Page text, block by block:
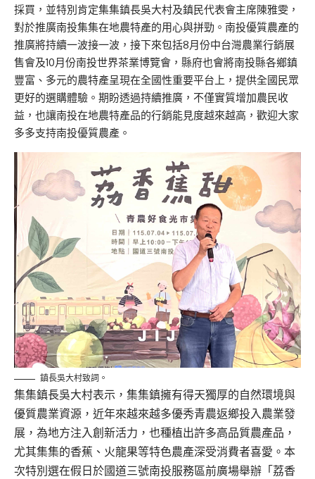
採買，並特別肯定集集鎮長吳大村及鎮民代表會主席陳雅雯，
對於推廣南投集集在地農特產的用心與拼勁。南投優質農產的
推廣將持續一波接一波，接下來包括8月份中台灣農業行銷展
售會及10月份南投世界茶業博覽會，縣府也會將南投縣各鄉鎮
豐富、多元的農特產呈現在全國性重要平台上，提供全國民眾
更好的選購體驗。期盼透過持續推廣，不僅實質增加農民收
益，也讓南投在地農特產品的行銷能見度越來越高，歡迎大家
多多支持南投優質農產。
鎮長吳大村致詞。
集集鎮長吳大村表示，集集鎮擁有得天獨厚的自然環境與
優質農業資源，近年來越來越多優秀青農返鄉投入農業發
展，為地方注入創新活力，也種植出許多高品質農產品，
尤其集集的香蕉、火龍果等特色農產深受消費者喜愛。本
次特別選在假日於國道三號南投服務區前廣場舉辦「荔香